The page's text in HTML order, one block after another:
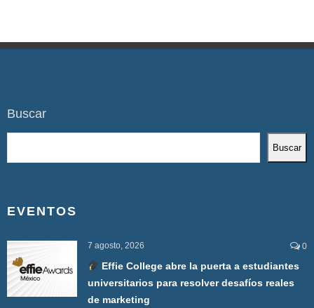
Buscar
Buscar
EVENTOS
7 agosto, 2026 0
Effie College abre la puerta a estudiantes
universitarios para resolver desafíos reales
de marketing